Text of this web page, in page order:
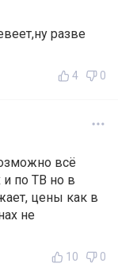
разве
4 0
всё
по ТВ но в
цены как в
не
10 0